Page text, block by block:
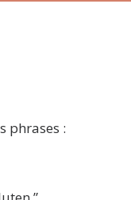
phrases :